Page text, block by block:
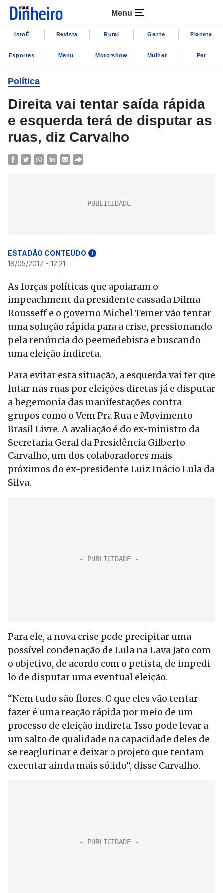
Menu
IstoÉ Revista Rural Gente Planeta
Esportes Menu Motorshow Mulher Pet
Política
Direita vai tentar saída rápida
e esquerda terá de disputar as
ruas, diz Carvalho
ESTADÃO CONTEÚDO i
18/05/2017 - 12:21
As forças políticas que apoiaram o
impeachment da presidente cassada Dilma
Rousseff e o governo Michel Temer vão tentar
uma solução rápida para a crise, pressionando
pela renúncia do peemedebista e buscando
uma eleição indireta.
Para evitar esta situação, a esquerda vai ter que
lutar nas ruas por eleições diretas já e disputar
a hegemonia das manifestações contra
grupos como o Vem Pra Rua e Movimento
Brasil Livre. A avaliação é do ex-ministro da
Secretaria Geral da Presidência Gilberto
Carvalho, um dos colaboradores mais
próximos do ex-presidente Luiz Inácio Lula da
Silva.
Para ele, a nova crise pode precipitar uma
possível condenação de Lula na Lava Jato com
o objetivo, de acordo com o petista, de impedi-
lo de disputar uma eventual eleição.
“Nem tudo são flores. O que eles vão tentar
fazer é uma reação rápida por meio de um
processo de eleição indireta. Isso pode levar a
um salto de qualidade na capacidade deles de
se reaglutinar e deixar o projeto que tentam
executar ainda mais sólido”, disse Carvalho.